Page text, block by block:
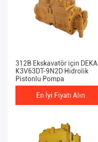
312B Ekskavatör için DEKA
K3V63DT-9N2D Hidrolik
Pistonlu Pompa
En İyi Fiyatı Alın